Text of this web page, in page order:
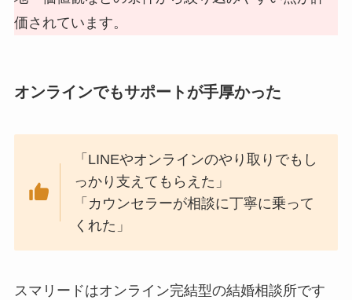
価されています。
オンラインでもサポートが手厚かった
「LINEやオンラインのやり取りでもし
っかり支えてもらえた」
「カウンセラーが相談に丁寧に乗って
くれた」
スマリードはオンライン完結型の結婚相談所です